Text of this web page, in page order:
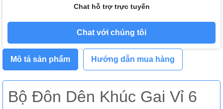
Chat hỗ trợ trực tuyến
Chat với chúng tôi
Mô tả sản phẩm Hướng dẫn mua hàng
Bộ Đôn Dên Khúc Gai Vỉ 6